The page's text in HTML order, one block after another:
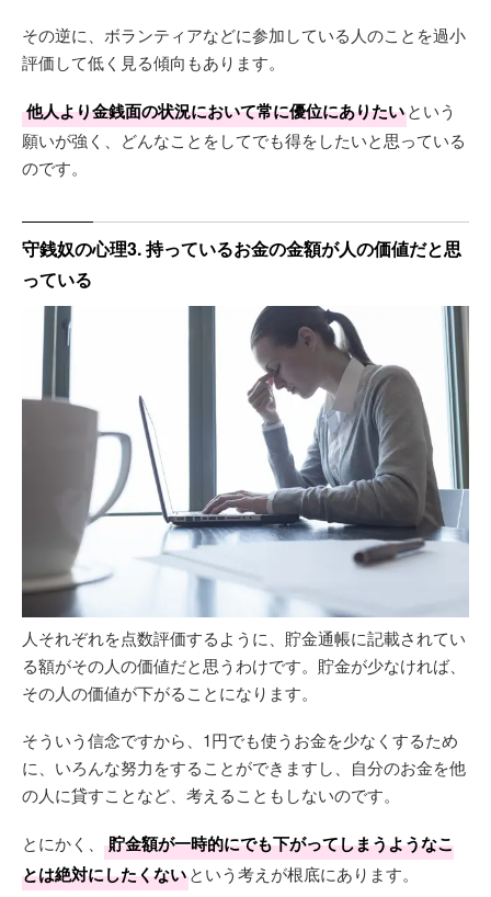
その逆に、ボランティアなどに参加している人のことを過小
評価して低く見る傾向もあります。
他人より金銭面の状況において常に優位にありたいという
願いが強く、どんなことをしてでも得をしたいと思っている
のです。
守銭奴の心理3. 持っているお金の金額が人の価値だと思
っている
人それぞれを点数評価するように、貯金通帳に記載されてい
る額がその人の価値だと思うわけです。貯金が少なければ、
その人の価値が下がることになります。
そういう信念ですから、1円でも使うお金を少なくするため
に、いろんな努力をすることができますし、自分のお金を他
の人に貸すことなど、考えることもしないのです。
とにかく、
貯金額が一時的にでも下がってしまうようなこ
とは絶対にしたくないという考えが根底にあります。